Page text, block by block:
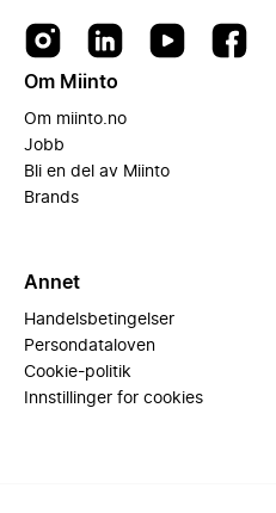
Om Miinto
Om miinto.no
Jobb
Bli en del av Miinto
Brands
Annet
Handelsbetingelser
Persondataloven
Cookie-politik
Innstillinger for cookies